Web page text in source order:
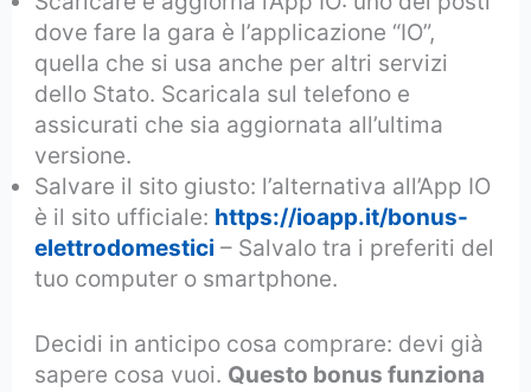
dove fare la gara è l’applicazione “IO”,
quella che si usa anche per altri servizi
dello Stato. Scaricala sul telefono e
assicurati che sia aggiornata all’ultima
versione.
Salvare il sito giusto: l’alternativa all’App IO
è il sito ufficiale: https://ioapp.it/bonus-
elettrodomestici – Salvalo tra i preferiti del
tuo computer o smartphone.
Decidi in anticipo cosa comprare: devi già
sapere cosa vuoi. Questo bonus funziona